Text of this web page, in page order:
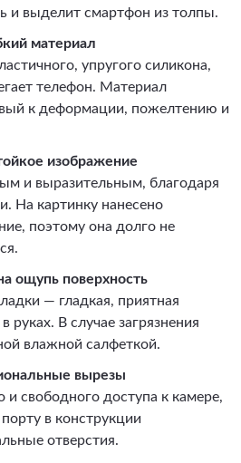
и выделит смартфон из толпы.
материал
упругого силикона,
телефон. Материал
к деформации, пожелтению и
изображение
и выразительным, благодаря
На картинку нанесено
поэтому она долго не
ощупь поверхность
— гладкая, приятная
руках. В случае загрязнения
влажной салфеткой.
вырезы
свободного доступа к камере,
в конструкции
отверстия.